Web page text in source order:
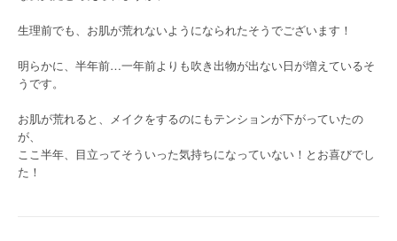
生理前でも、お肌が荒れないようになられたそうでございます！
明らかに、半年前…一年前よりも吹き出物が出ない日が増えているそ
うです。
お肌が荒れると、メイクをするのにもテンションが下がっていたの
が、
ここ半年、目立ってそういった気持ちになっていない！とお喜びでし
た！